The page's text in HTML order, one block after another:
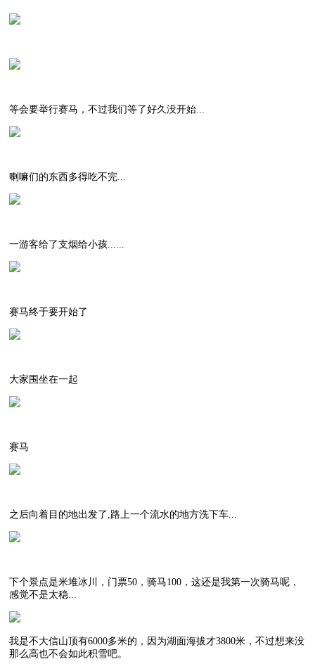
等会要举行赛马，不过我们等了好久没开始...
喇嘛们的东西多得吃不完...
一游客给了支烟给小孩......
赛马终于要开始了
大家围坐在一起
赛马
之后向着目的地出发了,路上一个流水的地方洗下车...
下个景点是米堆冰川，门票50，骑马100，这还是我第一次骑马呢，
感觉不是太稳...
我是不大信山顶有6000多米的，因为湖面海拔才3800米，不过想来没
那么高也不会如此积雪吧。